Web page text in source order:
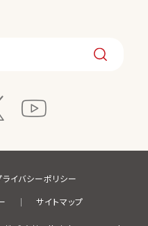
ライバシーポリシー
サイトマップ